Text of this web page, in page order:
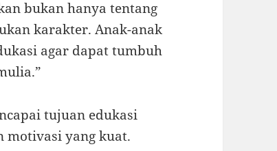
bukan hanya tentang
karakter. Anak-anak
agar dapat tumbuh
tujuan edukasi
motivasi yang kuat.